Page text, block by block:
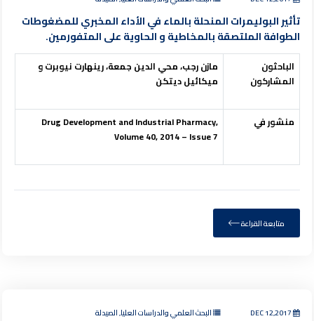
تأثير البوليمرات المنحلة بالماء في الأداء المخبري للمضغوطات
الطوافة الملتصقة بالمخاطية و الحاوية على المتفورمين.
الباحثون
المشاركون
مازن رجب، محي الدين جمعة، رينهارت نيوبرت و
ميكائيل ديتكن
منشور في
Drug Development and Industrial Pharmacy,
Volume 40, 2014 – Issue 7
متابعة القراءة
البحث العلمي والدراسات العليا, الصيدلة